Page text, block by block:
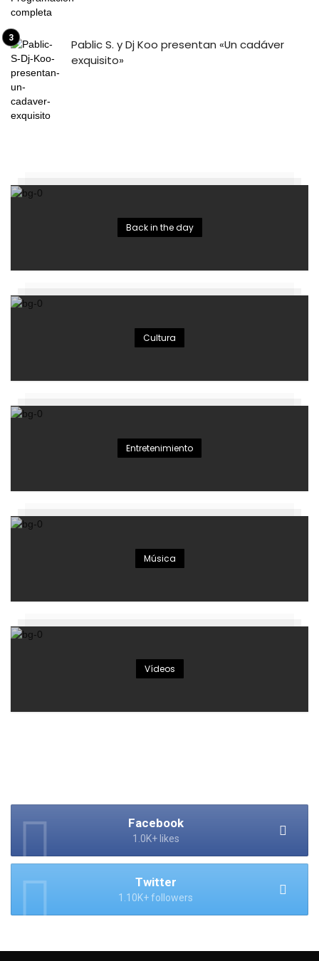
Pablic S. y Dj Koo presentan «Un cadáver
exquisito»
Back in the day
Cultura
Entretenimiento
Música
Vídeos
Facebook
1.0K+ likes
Twitter
1.10K+ followers